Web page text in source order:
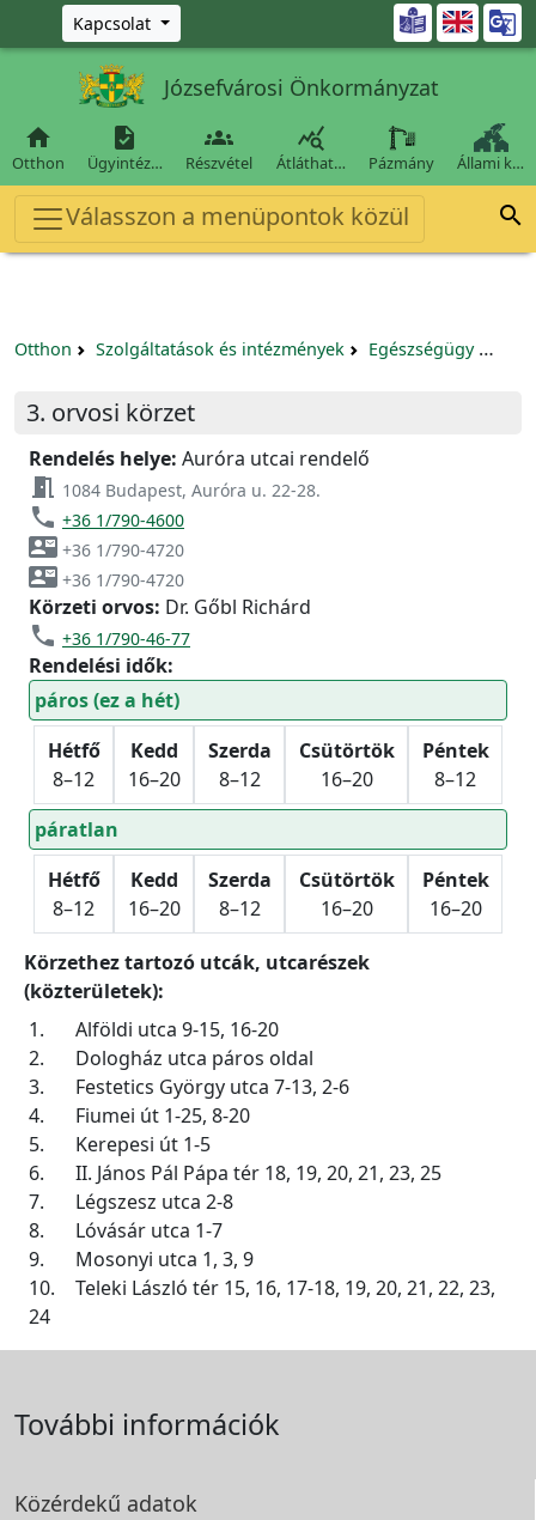
Ugrás a fő tartalomra
Kapcsolat 
Józsefvárosi Önkormányzat

Otthon

Ügyintéz…

Részvétel

Átláthat… Pázmány Állami k…
Válasszon a menüpontok közül 
Otthon Szolgáltatások és intézmények Egészségügy
3. orvosi körzet
Rendelés helye: Auróra utcai rendelő
meeting_room 1084 Budapest, Auróra u. 22-28.
phone +36 1/790-4600
contact_mail +36 1/790-4720
contact_mail +36 1/790-4720
Körzeti orvos: Dr. Gőbl Richárd
phone +36 1/790-46-77
Rendelési idők:
páros (ez a hét)
Hétfő
8–12
Kedd
16–20
Szerda
8–12
Csütörtök
16–20
Péntek
8–12
páratlan
Hétfő
8–12
Kedd
16–20
Szerda
8–12
Csütörtök
16–20
Péntek
16–20
Körzethez tartozó utcák, utcarészek
(közterületek):
1.
Alföldi utca 9-15, 16-20
2.
Dologház utca páros oldal
3.
Festetics György utca 7-13, 2-6
4.
Fiumei út 1-25, 8-20
5.
Kerepesi út 1-5
6.
II. János Pál Pápa tér 18, 19, 20, 21, 23, 25
7.
Légszesz utca 2-8
8.
Lóvásár utca 1-7
9.
Mosonyi utca 1, 3, 9
10.
Teleki László tér 15, 16, 17-18, 19, 20, 21, 22, 23,
24
További információk
Közérdekű adatok